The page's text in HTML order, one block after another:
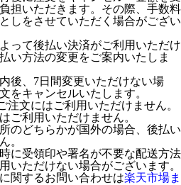
担いただきます。その際、手数料
しをさせていただく場合がござい
って後払い決済がご利用いただけ
い方法の変更をご案内いたしま
後、7日間変更いただけない場
をキャンセルいたします。
文にはご利用いただけません。
ご利用いただけません。
のどちらかが国外の場合、後払い
。
に受領印や署名が不要な配送方法
いただけない場合がございます。
関するお問い合わせは楽天市場ま